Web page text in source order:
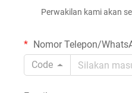
Perwakilan kami akan
Nomor Telepon/
Code